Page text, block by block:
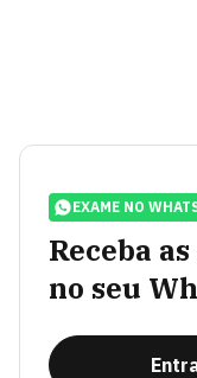
EXAME NO
Receba
no seu